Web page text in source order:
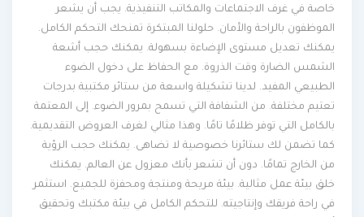
خاصة في غرف الاجتماعات والمكاتب التنفيذية. يجب أن يشعر
الموظفون بالراحة والأمان. حلولنا المبتكرة تمنحك التحكم الكامل.
يمكنك تعديل مستوى الإضاءة بسهولة. يمكنك حجب أشعة
الشمس الضارة وقت الذروة. مع الحفاظ على دخول الضوء
الطبيعي المفيد. لدينا تشكيلة واسعة من ستائر مكتبية بدرجات
تعتيم مختلفة. من الشفافة التي تسمح بمرور الضوء. إلى المعتمة
بالكامل التي توفر ظلامًا تامًا. وهذا مثالي لغرف العروض التقديمية.
كما تضمن لك ستائرنا خصوصية لا تضاهى. يمكنك حجب الرؤية
من الخارج تمامًا. دون أن تشعر بأنك معزول عن العالم. يمكنك
خلق بيئة عمل مثالية. بيئة مريحة ومنتجة ومحفزة للجميع. استثمر
في راحة فريقك وإنتاجيته. للتحكم الكامل في بيئة مكتبك وتحقيق